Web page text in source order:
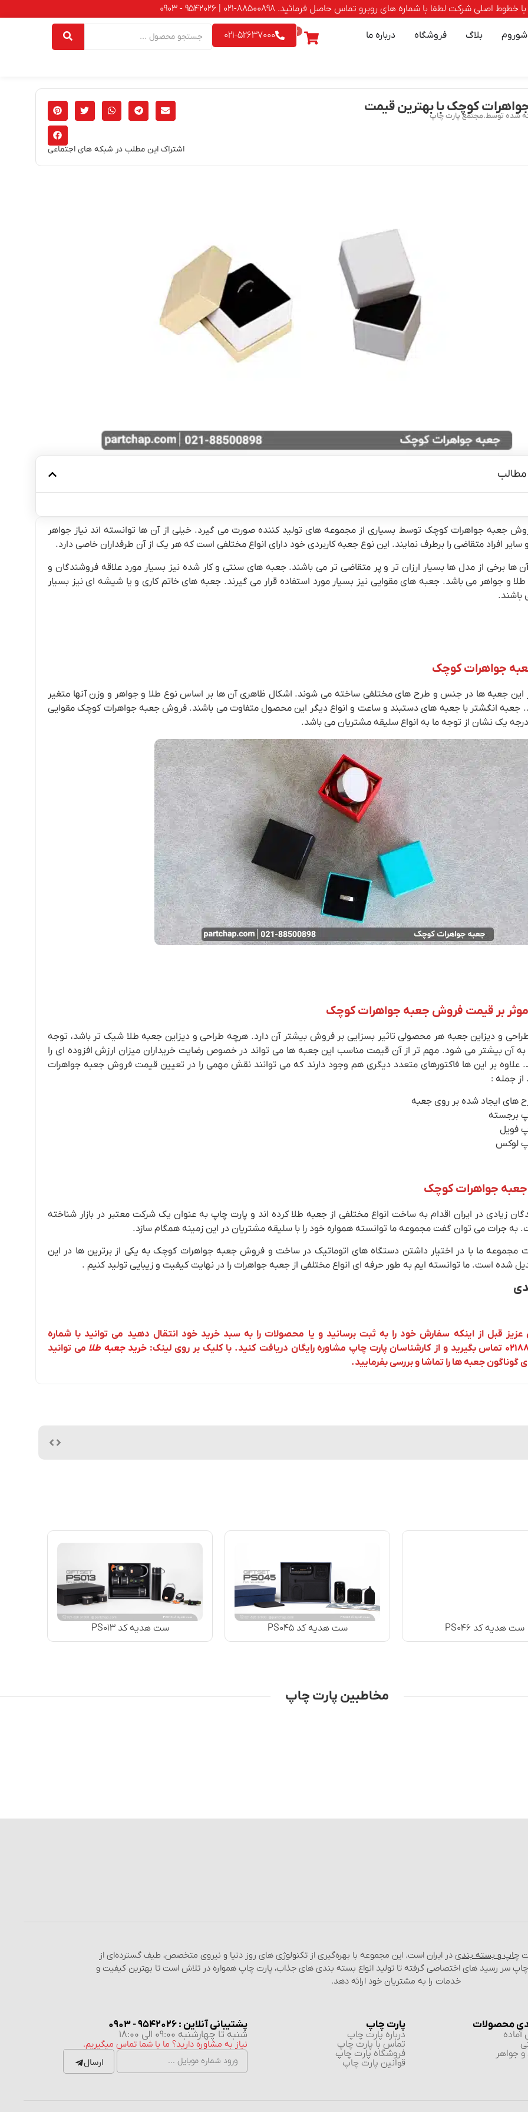
شرکت لطفا با شماره های روبرو تماس حاصل فرمائید. 88500898-021 | 9542026 - 0903
شوروم بلاگ فروشگاه
درباره ما
0
021-52637000
کوچک با بهترین قیمت
شده توسط.مجتمع پارت چاپ
اشتراک این مطلب در شبکه های اجتماعی
جعبه جواهرات کوچک توسط بسیاری از مجموعه های تولید کننده صورت می گیرد. خیلی از آن ها توانسته اند نیاز جواهر
سایر افراد متقاضی را برطرف نمایند. این نوع جعبه کاربردی خود دارای انواع مختلفی است که هر یک از آن طرفداران خاصی دارد.
ها برخی از مدل ها بسیار ارزان تر و پر متقاضی تر می باشند. جعبه های سنتی و کار شده نیز بسیار مورد علاقه فروشندگان و
طلا و جواهر می باشد. جعبه های مقوایی نیز بسیار مورد استفاده قرار می گیرند. جعبه های خاتم کاری و یا شیشه ای نیز بسیار
جواهرات کوچک
این جعبه ها در جنس و طرح های مختلفی ساخته می شوند. اشکال ظاهری آن ها بر اساس نوع طلا و جواهر و وزن آنها متغیر
جعبه انگشتر با جعبه های دستبند و ساعت و انواع دیگر این محصول متفاوت می باشند. فروش جعبه جواهرات کوچک مقوایی
درجه یک نشان از توجه ما به انواع سلیقه مشتریان می باشد.
بر قیمت فروش جعبه جواهرات کوچک
و دیزاین جعبه هر محصولی تاثیر بسزایی بر فروش بیشتر آن دارد. هرچه طراحی و دیزاین جعبه طلا شیک تر باشد، توجه
به آن بیشتر می شود. مهم تر از آن قیمت مناسب این جعبه ها می تواند در خصوص رضایت خریداران میزان ارزش افزوده ای را
علاوه بر این ها فاکتورهای متعدد دیگری هم وجود دارند که می توانند نقش مهمی را در تعیین قیمت فروش جعبه جواهرات
از جمله :
های ایجاد شده بر روی جعبه
برجسته
فویل
لوکس
جواهرات کوچک
زیادی در ایران اقدام به ساخت انواع مختلفی از جعبه طلا کرده اند و پارت چاپ به عنوان یک شرکت معتبر در بازار شناخته
جرات می توان گفت مجموعه ما توانسته همواره خود را با سلیقه مشتریان در این زمینه همگام سازد.
مجموعه ما با در اختیار داشتن دستگاه های اتوماتیک در ساخت و فروش جعبه جواهرات کوچک به یکی از برترین ها در این
شده است. ما توانسته ایم به طور حرفه ای انواع مختلفی از جعبه جواهرات را در نهایت کیفیت و زیبایی تولید کنیم .
عزیز قبل از اینکه سفارش خود را به ثبت برسانید و یا محصولات را به سبد خرید خود انتقال دهید می توانید با شماره
تماس بگیرید و از کارشناسان پارت چاپ مشاوره رایگان دریافت کنید. با کلیک بر روی لینک:خریدجعبه طلا می توانید
گوناگون جعبه ها را تماشا و بررسی بفرمایید.
ست هدیه کد PS۰۴۶ ست هدیه کد PS۰۴۵ ست هدیه کد PS۰۱۳
مخاطبین پارت چاپ
چاپ و بسته‌ بندی در ایران است. این مجموعه با بهره‌گیری از تکنولوژی‌ های روز دنیا و نیروی متخصص، طیف گسترده‌ای از
سر رسید های اختصاصی گرفته تا تولید انواع بسته‌ بندی‌ های جذاب، پارت چاپ همواره در تلاش است تا بهترین کیفیت و
خدمات را به مشتریان خود ارائه دهد.
محصولات
آماده
جواهر
پارت چاپ
درباره پارت چاپ
تماس با پارت چاپ
فروشگاه پارت چاپ
قوانین پارت چاپ
پشتیبانی آنلاین : 9542026 - 0903
شنبه تا چهارشنبه 09:00 الی 18:00
نیاز به مشاوره دارید؟ ما با شما تماس میگیریم.
ارسال